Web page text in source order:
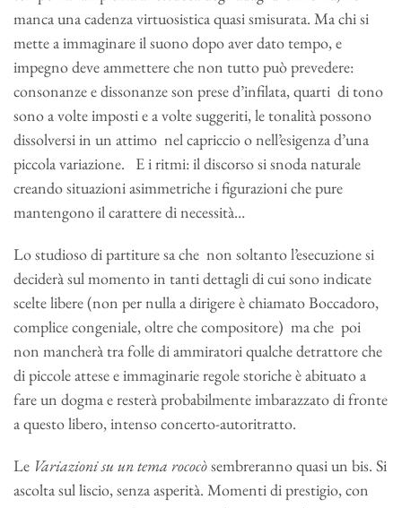
manca una cadenza virtuosistica quasi smisurata. Ma chi si
mette a immaginare il suono dopo aver dato tempo, e
impegno deve ammettere che non tutto può prevedere:
consonanze e dissonanze son prese d’infilata, quarti di tono
sono a volte imposti e a volte suggeriti, le tonalità possono
dissolversi in un attimo nel capriccio o nell’esigenza d’una
piccola variazione. E i ritmi: il discorso si snoda naturale
creando situazioni asimmetriche i figurazioni che pure
mantengono il carattere di necessità…
Lo studioso di partiture sa che non soltanto l’esecuzione si
deciderà sul momento in tanti dettagli di cui sono indicate
scelte libere (non per nulla a dirigere è chiamato Boccadoro,
complice congeniale, oltre che compositore) ma che poi
non mancherà tra folle di ammiratori qualche detrattore che
di piccole attese e immaginarie regole storiche è abituato a
fare un dogma e resterà probabilmente imbarazzato di fronte
a questo libero, intenso concerto-autoritratto.
Le Variazioni su un tema rococòsembreranno quasi un bis. Si
ascolta sul liscio, senza asperità. Momenti di prestigio, con